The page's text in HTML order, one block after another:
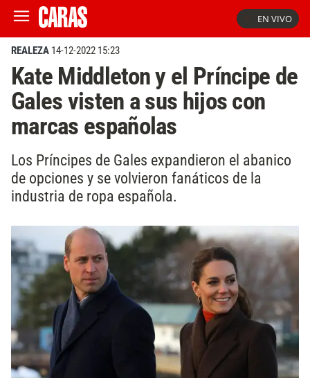
EN VIVO
REALEZA 14-12-2022 15:23
Kate Middleton y el Príncipe de
Gales visten a sus hijos con
marcas españolas
Los Príncipes de Gales expandieron el abanico
de opciones y se volvieron fanáticos de la
industria de ropa española.